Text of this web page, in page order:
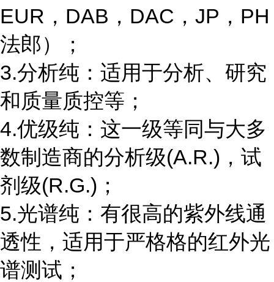
EUR，DAB，DAC，JP，PH
法郎）；
3.分析纯：适用于分析、研究
和质量质控等；
4.优级纯：这一级等同与大多
数制造商的分析级(A.R.)，试
剂级(R.G.)；
5.光谱纯：有很高的紫外线通
透性，适用于严格格的红外光
谱测试；